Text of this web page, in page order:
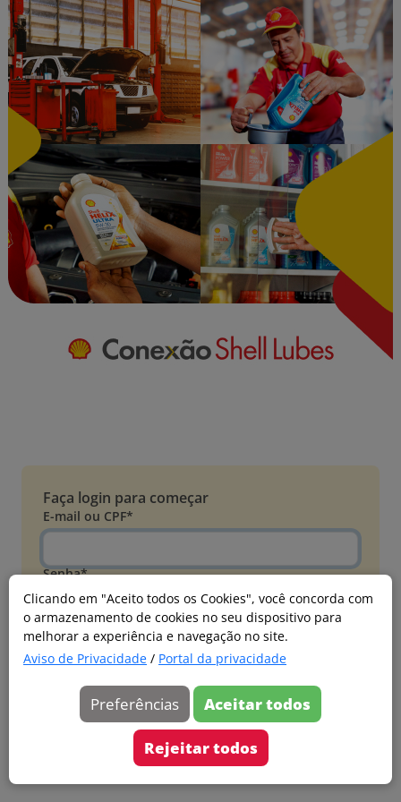
Clicando em "Aceito todos os Cookies", você concorda com
o armazenamento de cookies no seu dispositivo para
melhorar a experiência e navegação no site.
Aviso de Privacidade / Portal da privacidade
Preferências Aceitar todos
Rejeitar todos
Faça login para começar
E-mail ou CPF*
Senha*
Esqueci minha senha
Entrar
Acessar com Microsoft
Ainda não faz parte?
Cadastre-se
Versão 20260805.7